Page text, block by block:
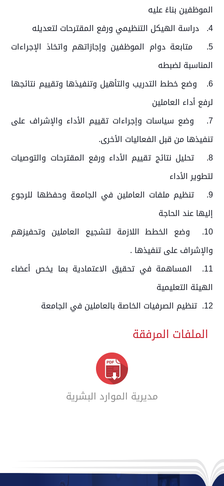
الموظفين بناءً عليه
4. دراسة الهيكل التنظيمي ورفع المقترحات لتعديله
5. متابعة دوام الموظفين وإجازاتهم واتخاذ الإجراءات
المناسبة لضبطه
6. وضع خطط التدريب والتأهيل وتنفيذها وتقييم نتائجها
لرفع أداء العاملين
7. وضع سياسات وإجراءات تقييم الأداء والإشراف على
تنفيذها من قبل الفعاليات الأخرى.
8. تحليل نتائج تقييم الأداء ورفع المقترحات والتوصيات
لتطوير الأداء
9. تنظيم ملفات العاملين في الجامعة وحفظها للرجوع
إليها عند الحاجة
10. وضع الخطط اللازمة لتشجيع العاملين وتحفيزهم
والإشراف على تنفيذها .
11. المساهمة في تحقيق الاعتمادية بما يخص أعضاء
الهيئة التعليمية
12. تنظيم الصرفيات الخاصة بالعاملين في الجامعة
الملفات المرفقة
مديرية الموارد البشرية